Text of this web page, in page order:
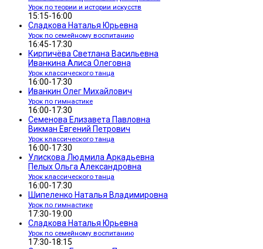
Урок по теории и истории искусств
15:15-16:00
Сладкова Наталья Юрьевна
Урок по семейному воспитанию
16:45-17:30
Кирпичёва Светлана Васильевна
Иванкина Алиса Олеговна
Урок классического танца
16:00-17:30
Иванкин Олег Михайлович
Урок по гимнастике
16:00-17:30
Семенова Елизавета Павловна
Викман Евгений Петрович
Урок классического танца
16:00-17:30
Улискова Людмила Аркадьевна
Пелых Ольга Александровна
Урок классического танца
16:00-17:30
Шипеленко Наталья Владимировна
Урок по гимнастике
17:30-19:00
Сладкова Наталья Юрьевна
Урок по семейному воспитанию
17:30-18:15